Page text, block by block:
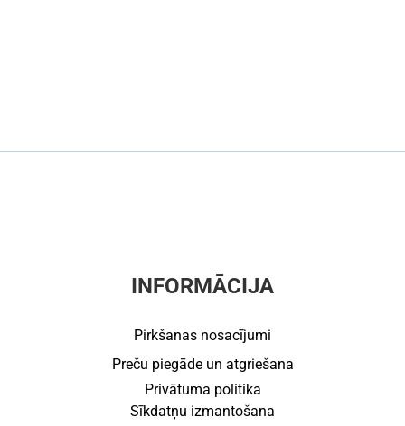
INFORMĀCIJA
Pirkšanas nosacījumi
Preču piegāde un atgriešana
Privātuma politika
Sīkdatņu izmantošana